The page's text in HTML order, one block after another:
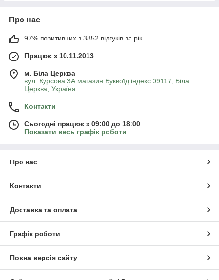
Про нас
97% позитивних з 3852 відгуків за рік
Працює з 10.11.2013
м. Біла Церква
вул. Курсова 3А магазин Буквоїд індекс 09117, Біла
Церква, Україна
Контакти
Сьогодні працює з 09:00 до 18:00
Показати весь графік роботи
Про нас
Контакти
Доставка та оплата
Графік роботи
Повна версія сайту